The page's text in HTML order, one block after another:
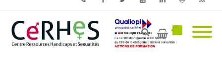
PhoneFacebookTwitterYoutube